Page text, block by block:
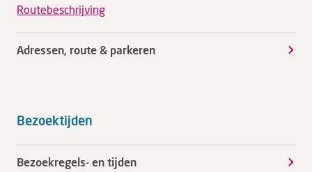
Routebeschrijving
Adressen, route & parkeren
Bezoektijden
Bezoekregels- en tijden